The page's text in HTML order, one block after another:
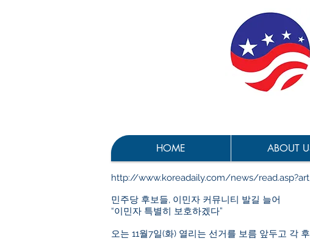
HOME ABOUT
http://www.koreadaily.com/news/
민주당 후보들, 이민자 커뮤니티 발길 늘어
“이민자 특별히 보호하겠다”
오는 11월7일(화) 열리는 선거를 보름 앞두고 각